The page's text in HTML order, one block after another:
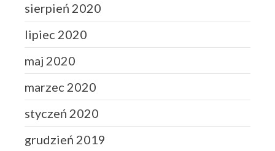
sierpień 2020
lipiec 2020
maj 2020
marzec 2020
styczeń 2020
grudzień 2019